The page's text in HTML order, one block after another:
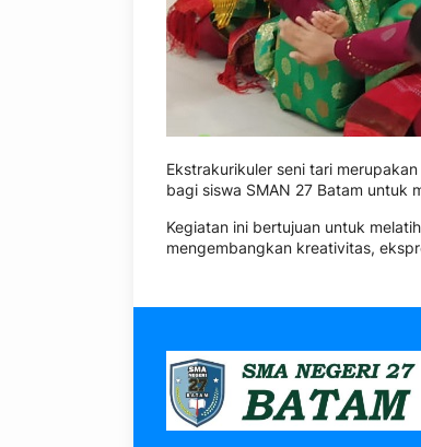
Ekstrakurikuler seni tari
bagi siswa SMAN 27 Batam untuk
Kegiatan ini bertujuan untuk
mengembangkan kreativitas,